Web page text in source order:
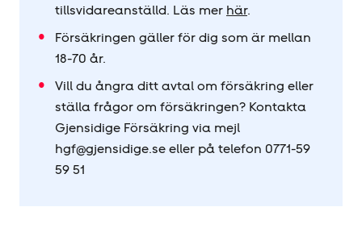
tillsvidareanställd. Läs mer här.
Försäkringen gäller för dig som är mellan
18-70 år.
Vill du ångra ditt avtal om försäkring eller
ställa frågor om försäkringen? Kontakta
Gjensidige Försäkring via mejl
hgf@gjensidige.se eller på telefon 0771-59
59 51